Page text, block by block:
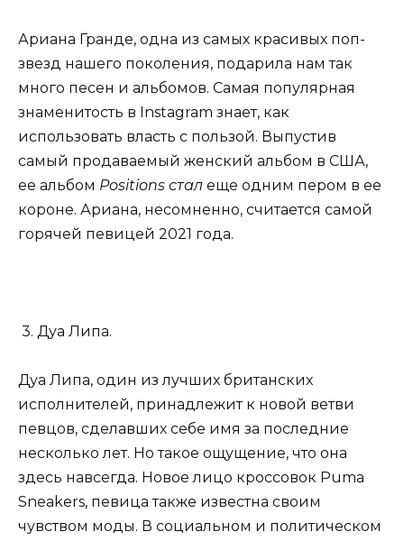
Ариана Гранде, одна из самых красивых поп-
звезд нашего поколения, подарила нам так
много песен и альбомов. Самая популярная
знаменитость в Instagram знает, как
использовать власть с пользой. Выпустив
самый продаваемый женский альбом в США,
ее альбом Positions стал еще одним пером в ее
короне. Ариана, несомненно, считается самой
горячей певицей 2021 года.
3. Дуа Липа.
Дуа Липа, один из лучших британских
исполнителей, принадлежит к новой ветви
певцов, сделавших себе имя за последние
несколько лет. Но такое ощущение, что она
здесь навсегда. Новое лицо кроссовок Puma
Sneakers, певица также известна своим
чувством моды. В социальном и политическом